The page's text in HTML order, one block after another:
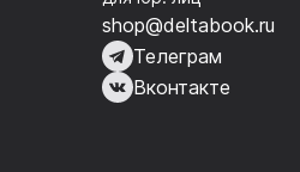
shop@deltabook.ru
Телеграм
Вконтакте